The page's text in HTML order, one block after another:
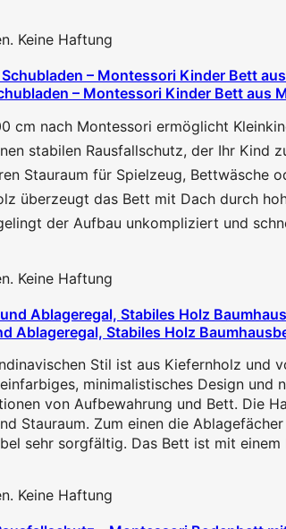
Keine Haftung
– Montessori Kinder Bett aus
cm nach Montessori ermöglicht
stabilen Rausfallschutz, der Ihr
Stauraum für Spielzeug, Bettwäsche
überzeugt das Bett mit Dach durch
der Aufbau unkompliziert und
Keine Haftung
Stabiles Holz
Stil ist aus Kiefernholz und
minimalistisches Design und
von Aufbewahrung und Bett. Die
Stauraum. Zum einen die
sehr sorgfältig. Das Bett ist mit
Keine Haftung